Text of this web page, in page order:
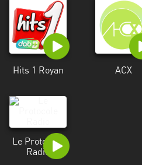
Hits 1 Royan ACX
Le Protocole
Radio